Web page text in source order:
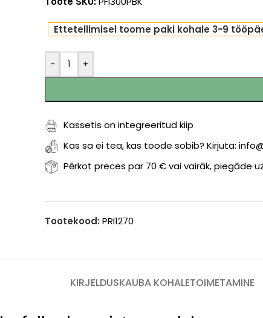
Ettetellimisel toome paki kohale 3-9
- +
Kassetis on integreeritud kiip
Kas sa ei tea, kas toode sobib? Kirjuta:
Pērkot preces par 70 € vai vairāk, piegāde
Tootekood:PRI1270
KIRJELDUSKAUBA KOHALETOIMETAMINE